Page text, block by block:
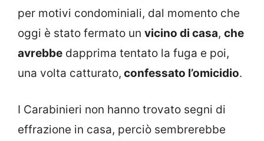
per motivi condominiali, dal momento che
oggi è stato fermato un vicino di casa, che
avrebbe dapprima tentato la fuga e poi,
una volta catturato, confessato l’omicidio.
I Carabinieri non hanno trovato segni di
effrazione in casa, perciò sembrerebbe